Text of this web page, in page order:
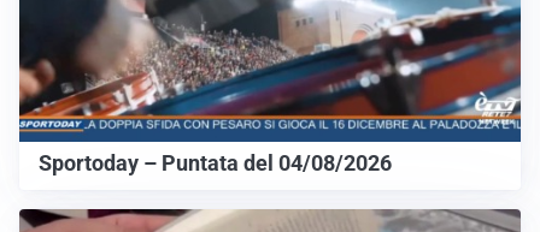
Sportoday – Puntata del 04/08/2026